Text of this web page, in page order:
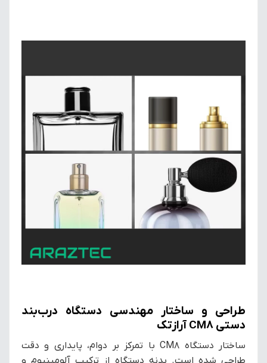
طراحی و ساختار مهندسی دستگاه درب‌بند
دستی CM8 آرازتک
ساختار دستگاه CM8 با تمرکز بر دوام، پایداری و دقت